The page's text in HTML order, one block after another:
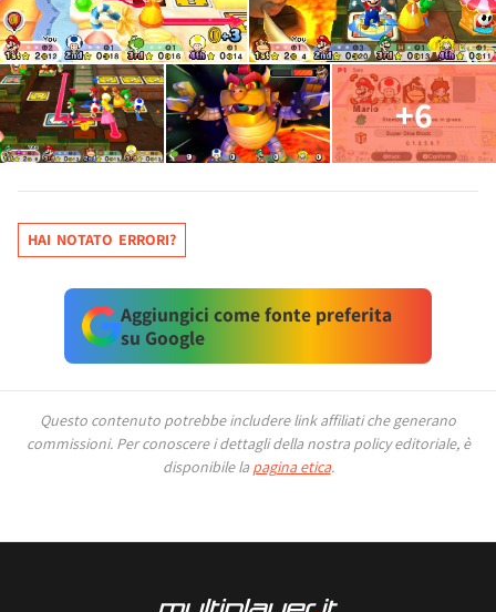
+6
HAI NOTATO ERRORI?
Aggiungici come fonte preferita
su Google
Questo contenuto potrebbe includere link affiliati che generano
commissioni. Per conoscere i dettagli della nostra policy editoriale, è
disponibile la pagina etica.